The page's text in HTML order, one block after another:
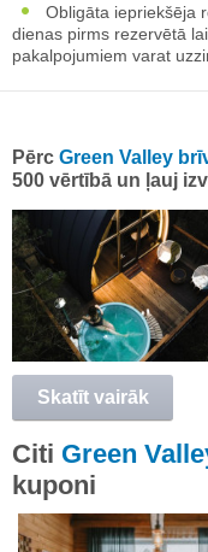
Obligāta iepriekšēja
dienas pirms rezervētā
pakalpojumiem varat
Pērc Green Valley
500 vērtībā un ļauj
Skatīt vairāk
Citi Green
kuponi